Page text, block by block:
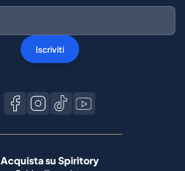
Iscriviti
Acquista su Spiritory